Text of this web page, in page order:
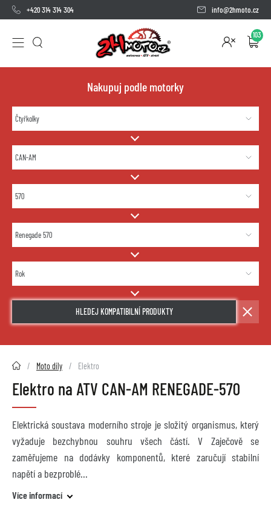
+420 314 314 304 info@2hmoto.cz
103
Nakupuj podle motorky
HLEDEJ KOMPATIBILNÍ PRODUKTY
2HMOTO.cz Moto díly Elektro
Elektro na ATV CAN-AM RENEGADE-570
Elektrická soustava moderního stroje je složitý organismus, který
vyžaduje bezchybnou souhru všech částí. V Zaječově se
zaměřujeme na dodávky komponentů, které zaručují stabilní
napětí a bezproblé
Více informací